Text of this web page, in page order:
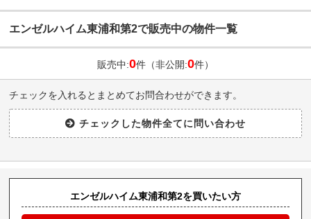
エンゼルハイム東浦和第2で販売中の物件一覧
販売中:0件（非公開:0件）
チェックを入れるとまとめてお問合わせができます。
エンゼルハイム東浦和第2を買いたい方